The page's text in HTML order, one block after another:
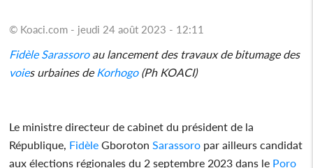
© Koaci.com - jeudi 24 août 2023 - 12:11
Fidèle Sarassoroau lancement des travaux de bitumage des
voies urbaines de Korhogo(Ph KOACI)
Le ministre directeur de cabinet du président de la
République, Fidèle GborotonSarassoro par ailleurs candidat
aux élections régionales du 2 septembre 2023 dans le Poro